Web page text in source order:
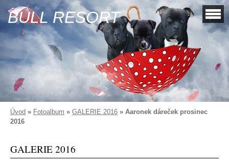
BULL RESORT
Úvod » Fotoalbum » GALERIE 2016 » Aaronek dáreček prosinec
2016
GALERIE 2016